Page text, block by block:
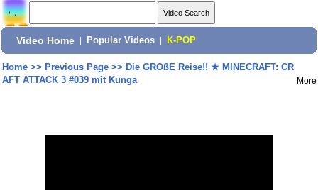
Video Home Popular Videos K-POP
Home>> Previous Page>> Die GROßE Reise!! ★ MINECRAFT: CR
AFT ATTACK 3 #039 mit Kunga
More